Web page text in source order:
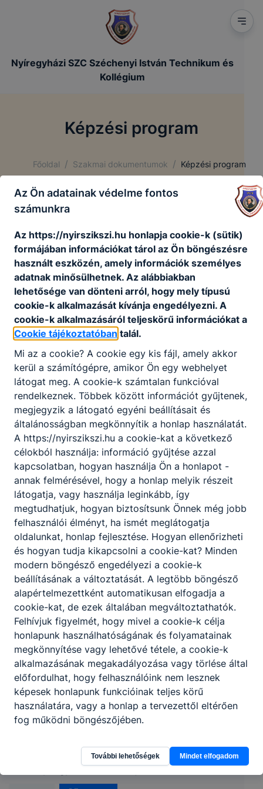
Nyíregyházi SZC Széchenyi István Technikum és
Kollégium
Képzési program
Főoldal / Szakmai dokumentumok / Képzési program
Gazdálkodás és menedzsment ágazat:
5 0411 0902 Vállalkozási ügyviteli ügyintéző
szakma
Hüperion Kft
Partnereink
Nyíregyházi SZC Széchenyi István
Az Ön adatainak védelme fontos
számunkra
Az https://nyirszikszi.hu honlapja cookie-k (sütik)
formájában információkat tárol az Ön böngészésre
használt eszközén, amely információk személyes
adatnak minősülhetnek. Az alábbiakban
lehetősége van dönteni arról, hogy mely típusú
cookie-k alkalmazását kívánja engedélyezni. A
cookie-k alkalmazásáról teljeskörű információkat a
Cookie tájékoztatóban talál.
Mi az a cookie? A cookie egy kis fájl, amely akkor
kerül a számítógépre, amikor Ön egy webhelyet
látogat meg. A cookie-k számtalan funkcióval
rendelkeznek. Többek között információt gyűjtenek,
megjegyzik a látogató egyéni beállításait és
általánosságban megkönnyítik a honlap használatát.
A https://nyirszikszi.hu a cookie-kat a következő
célokból használja: információ gyűjtése azzal
kapcsolatban, hogyan használja Ön a honlapot -
annak felmérésével, hogy a honlap melyik részeit
látogatja, vagy használja leginkább, így
megtudhatjuk, hogyan biztosítsunk Önnek még jobb
felhasználói élményt, ha ismét meglátogatja
oldalunkat, honlap fejlesztése. Hogyan ellenőrizheti
és hogyan tudja kikapcsolni a cookie-kat? Minden
modern böngésző engedélyezi a cookie-k
beállításának a változtatását. A legtöbb böngésző
alapértelmezettként automatikusan elfogadja a
cookie-kat, de ezek általában megváltoztathatók.
Felhívjuk figyelmét, hogy mivel a cookie-k célja
honlapunk használhatóságának és folyamatainak
megkönnyítése vagy lehetővé tétele, a cookie-k
alkalmazásának megakadályozása vagy törlése által
előfordulhat, hogy felhasználóink nem lesznek
képesek honlapunk funkcióinak teljes körű
használatára, vagy a honlap a tervezettől eltérően
fog működni böngészőjében.
További lehetőségek Mindet elfogadom